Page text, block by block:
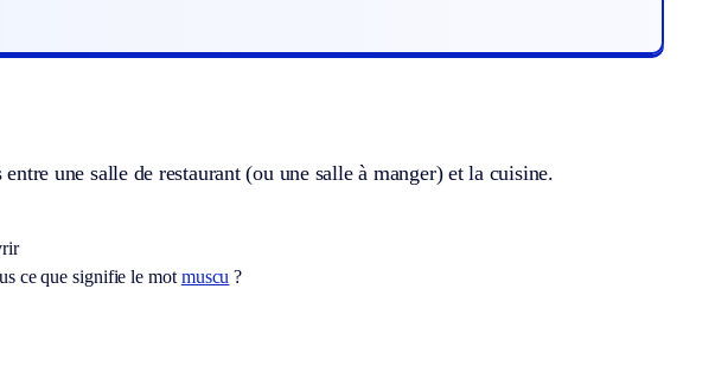
une salle de restaurant (ou une salle à manger) et la cuisine.
ce que signifie le mot muscu ?